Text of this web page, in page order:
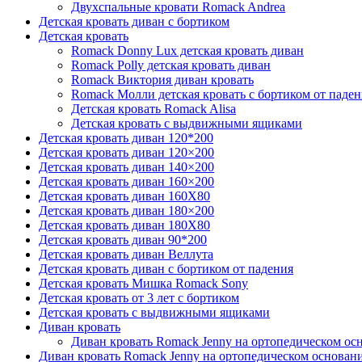
Двухспальные кровати Romack Andrea
Детcкая кровать диван с бортиком
Детская кровать
Romack Donny Lux детская кровать диван
Romack Polly детская кровать диван
Romack Виктория диван кровать
Romack Молли детская кровать с бортиком от
Детская кровать Romack Alisa
Детская кровать с выдвижными ящиками
Детская кровать диван 120*200
Детская кровать диван 120×200
Детская кровать диван 140×200
Детская кровать диван 160×200
Детская кровать диван 160Х80
Детская кровать диван 180×200
Детская кровать диван 180Х80
Детская кровать диван 90*200
Детская кровать диван Веллута
Детская кровать диван с бортиком от падения
Детская кровать Мишка Romack Sony
Детская кровать от 3 лет с бортиком
Детская кровать с выдвижными ящиками
Диван кровать
Диван кровать Romack Jenny на ортопедическом
Диван кровать Romack Jenny на ортопедическом